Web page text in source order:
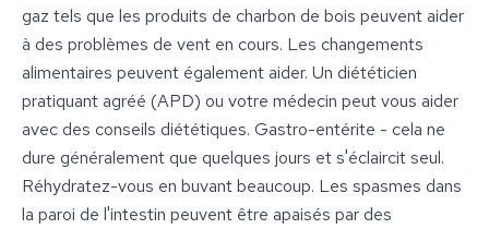
gaz tels que les produits de charbon de bois peuvent aider
à des problèmes de vent en cours. Les changements
alimentaires peuvent également aider. Un diététicien
pratiquant agréé (APD) ou votre médecin peut vous aider
avec des conseils diététiques. Gastro-entérite - cela ne
dure généralement que quelques jours et s'éclaircit seul.
Réhydratez-vous en buvant beaucoup. Les spasmes dans
la paroi de l'intestin peuvent être apaisés par des